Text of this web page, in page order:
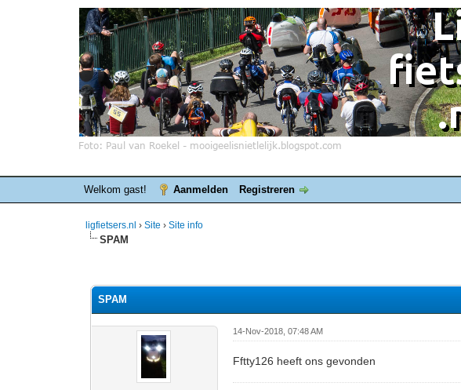
Welkom gast! Aanmelden Registreren
ligfietsers.nl ›Site›Site info
SPAM
SPAM
14-Nov-2018, 07:48 AM
Fftty126 heeft ons gevonden